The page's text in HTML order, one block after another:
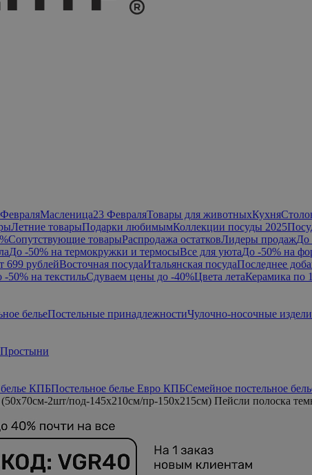
Масленица23 ФевраляТовары для животныхКухня
Летние товарыПодарки любимымКоллекции посуды 2025
Сопутствующие товарыРаспродажа остатковЛидеры продажДо
До -50% на термокружки и термосыВсе для уютаДо -50% на
699 рублейВосточная посудаИтальянская посудаПоследнее
-50% на текстильСдуваем цены до -40%Цвета летаКерамика по
бельеПостельные принадлежностиЧулочно-носочные
Простыни
белье КПБПостельное белье Евро КПБСемейное постельное
2шт/под-145x210см/пр-150x215см) Пейсли полоска